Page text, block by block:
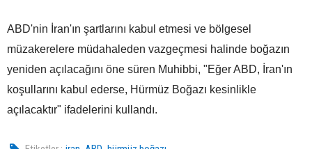
ABD'nin İran'ın şartlarını kabul etmesi ve bölgesel
müzakerelere müdahaleden vazgeçmesi halinde boğazın
yeniden açılacağını öne süren Muhibbi, "Eğer ABD, İran'ın
koşullarını kabul ederse, Hürmüz Boğazı kesinlikle
açılacaktır" ifadelerini kullandı.